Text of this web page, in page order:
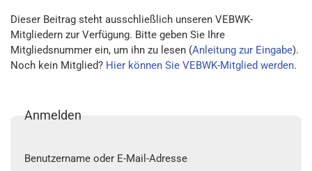
Dieser Beitrag steht ausschließlich unseren VEBWK-
Mitgliedern zur Verfügung. Bitte geben Sie Ihre
Mitgliedsnummer ein, um ihn zu lesen (Anleitung zur Eingabe).
Noch kein Mitglied? Hier können Sie VEBWK-Mitglied werden.
Anmelden
Benutzername oder E-Mail-Adresse